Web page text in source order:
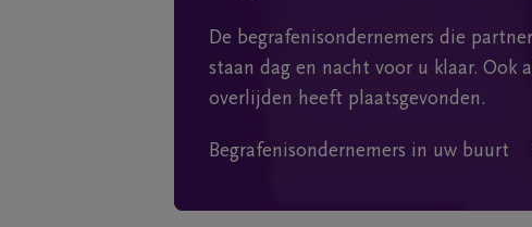
De begrafenisondernemers die
staan dag en nacht voor u klaar. Ook
overlijden heeft plaatsgevonden.
Begrafenisondernemers in uw buurt